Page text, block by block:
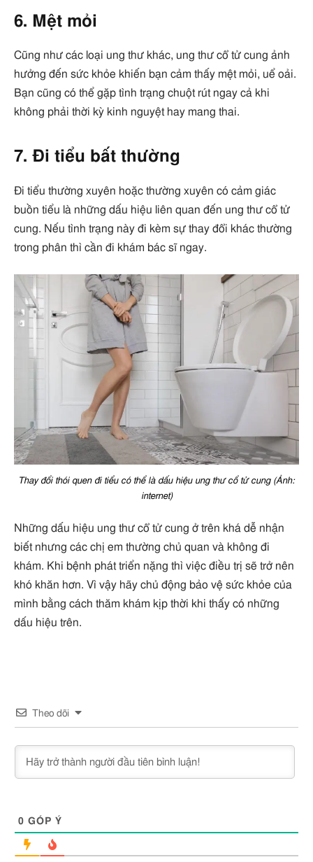
6. Mệt mỏi
Cũng như các loại ung thư khác, ung thư cổ tử cung ảnh
hưởng đến sức khỏe khiến bạn cảm thấy mệt mỏi, uể oải.
Bạn cũng có thể gặp tình trạng chuột rút ngay cả khi
không phải thời kỳ kinh nguyệt hay mang thai.
7. Đi tiểu bất thường
Đi tiểu thường xuyên hoặc thường xuyên có cảm giác
buồn tiểu là những dấu hiệu liên quan đến ung thư cổ tử
cung. Nếu tình trạng này đi kèm sự thay đổi khác thường
trong phân thì cần đi khám bác sĩ ngay.
Thay đổi thói quen đi tiểu có thể là dấu hiệu ung thư cổ tử cung (Ảnh:
internet)
Những dấu hiệu ung thư cổ tử cung ở trên khá dễ nhận
biết nhưng các chị em thường chủ quan và không đi
khám. Khi bệnh phát triển nặng thì việc điều trị sẽ trở nên
khó khăn hơn. Vì vậy hãy chủ động bảo vệ sức khỏe của
mình bằng cách thăm khám kịp thời khi thấy có những
dấu hiệu trên.
Theo dõi
0 GÓP Ý